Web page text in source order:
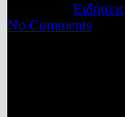
Ειδήσεις
No Comments